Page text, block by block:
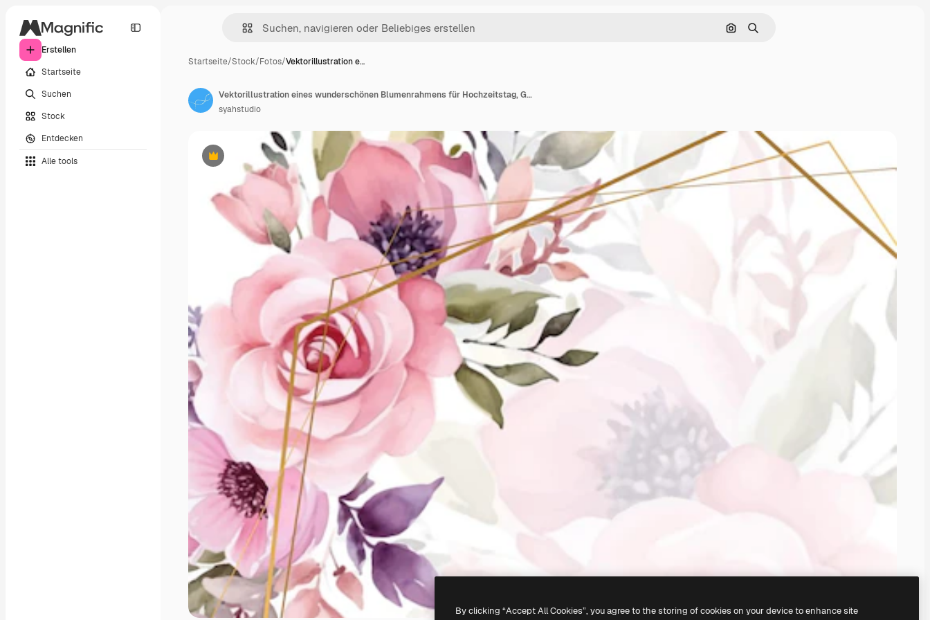
Erstellen
Startseite
Suchen
Stock
Entdecken
Alle tools
Nach Bild suchen
Suchen
Startseite/Stock/Fotos/Vektorillustration e…
Premium
Vektorillustration eines wunderschönen Blumenrahmens für Hochzeitstag, Geburtstag und Party Design für Banner, Poster, Einladungskarten und Ausschnittsbuch
syahstudio
By clicking “Accept All Cookies”, you agree to the storing of cookies on your device to enhance site